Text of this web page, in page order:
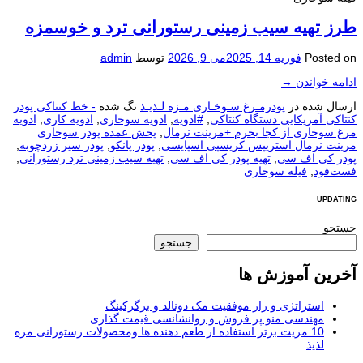
طرز تهيه سيب زمینی رستورانی ترد و خوسمزه
Posted on فوریه 14, 2025 می 9, 2026 توسط admin
ادامه خواندن →
ارسال شده در پودرمـرغ سـوخـاری مـزه لـذیـذ تگ شده - خط کنتاکی پودر
کنتاکی آمریکایی دستگاه کنتاکی, #ادویه, ادویه سوخاری, ادویه کاری, ادویه
مرغ سوخاری از کجا بخرم +مرینت نرمال, پخش عمده پودر سوخاری
مرینت نرمال استريپس کریسپی اسپایسی, پودر پانکو, پودر سیر زردچوبه,
پودر کی اف سی, تهیه پودر کی اف سی, تهیه سیب زمینی ترد رستورانی,
فست‌فود, فیله سوخاری
UPDATING
جستجو
جستجو
آخرین آموزش ها
استراتژی و راز موفقیت مک دونالد و برگرکینگ
مهندسی منو پر فروش و روانشانسی قیمت گذاری
10 مزیت برتر استفاده از طعم دهنده ها ومحصولات رستورانی مزه
لذیذ